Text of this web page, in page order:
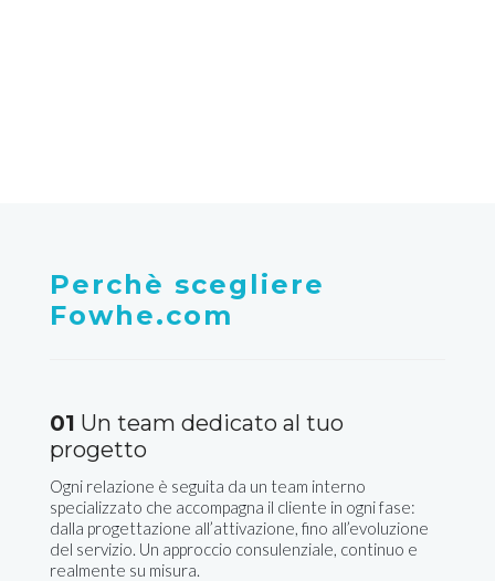
Perchè scegliere
Fowhe.com
01 Un team dedicato al tuo
progetto
Ogni relazione è seguita da un team interno
specializzato che accompagna il cliente in ogni fase:
dalla progettazione all’attivazione, fino all’evoluzione
del servizio. Un approccio consulenziale, continuo e
realmente su misura.